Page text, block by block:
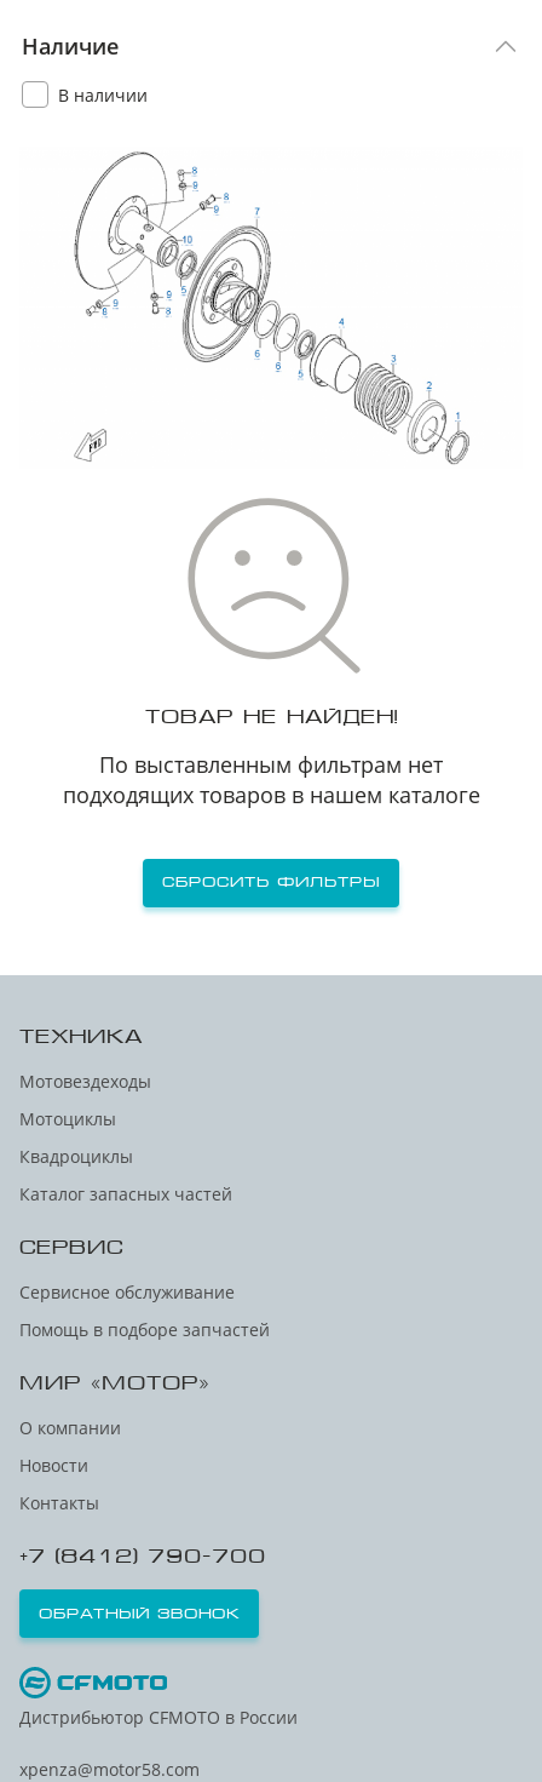
Наличие
В наличии
ТОВАР НЕ НАЙДЕН!
По выставленным фильтрам нет
подходящих товаров в нашем каталоге
Сбросить фильтры
ТЕХНИКА
Мотовездеходы
Мотоциклы
Квадроциклы
Каталог запасных частей
СЕРВИС
Сервисное обслуживание
Помощь в подборе запчастей
МИР «МОТОР»
О компании
Новости
Контакты
+7 (8412) 790-700
Обратный звонок
Дистрибьютор CFMOTO в России
xpenza@motor58.com